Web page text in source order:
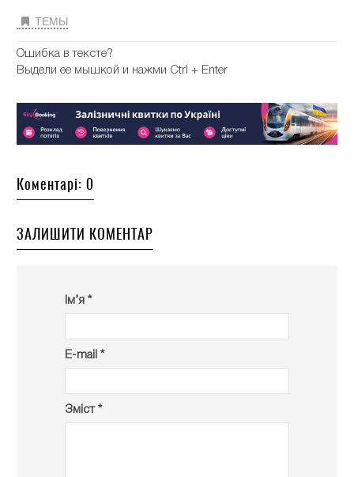
ТЕМЫ
Ошибка в тексте?
Выдели ее мышкой и нажми Ctrl + Enter
Коментарі: 0
ЗАЛИШИТИ КОМЕНТАР
Ім’я *
E-mail *
Зміст *